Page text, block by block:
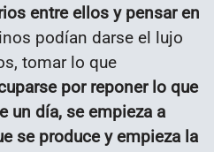
entre ellos y pensar en
podían darse el lujo
tomar lo que
por reponer lo que
un día, se empieza a
se produce y empieza la